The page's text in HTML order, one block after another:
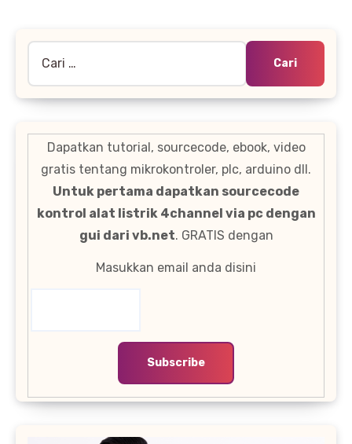
untuk:
Dapatkan tutorial, sourcecode, ebook, video
gratis tentang mikrokontroler, plc, arduino dll.
Untuk pertama dapatkan sourcecode
kontrol alat listrik 4channel via pc dengan
gui dari vb.net. GRATIS dengan
Masukkan email anda disini